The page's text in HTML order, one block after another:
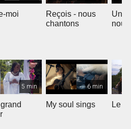
moi
Reçois - nous
chantons
Un
5 min 6 min
My soul sings Le